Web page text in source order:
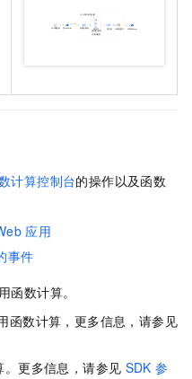
计算控制台的操作以及函数
应用
事件
函数计算。
函数计算，更多信息，请参见
。更多信息，请参见 SDK 参